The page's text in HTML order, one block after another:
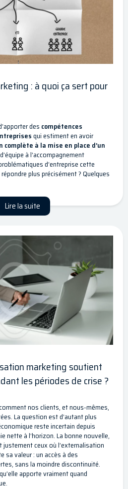
: à quoi ça sert pour
des compétences
qui estiment en avoir
à la mise en place d’un
à l’accompagnement
d’entreprise cette
plus précisément ? Quelques
Lire la suite
marketing soutient
les périodes de crise ?
nos clients, et nous-mêmes,
La question est d’autant plus
reste incertain depuis
nette à l’horizon. La bonne nouvelle,
justement ceux où l’externalisation
valeur : un accès à des
sans la moindre discontinuité.
apporte vraiment quand